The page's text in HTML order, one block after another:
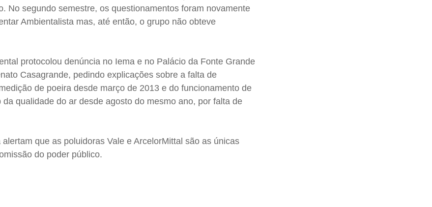
No segundo semestre, os questionamentos foram novamente
Ambientalista mas, até então, o grupo não obteve
protocolou denúncia no Iema e no Palácio da Fonte Grande
Casagrande, pedindo explicações sobre a falta de
de poeira desde março de 2013 e do funcionamento de
qualidade do ar desde agosto do mesmo ano, por falta de
que as poluidoras Vale e ArcelorMittal são as únicas
do poder público.